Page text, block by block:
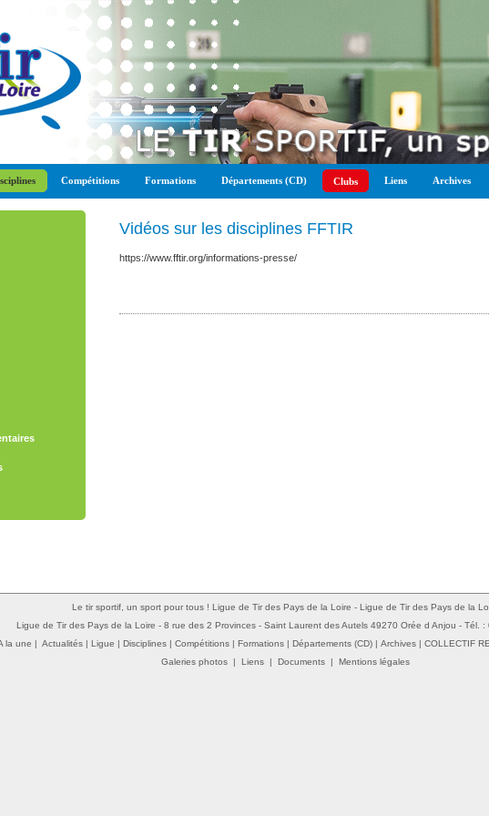
Compétitions Formations Départements (CD) Clubs Liens Archives
Vidéos sur les disciplines FFTIR
https://www.fftir.org/informations-presse/
Le tir sportif, un sport pour tous ! Ligue de Tir des Pays de la Loire - Ligue de Tir des Pays de la
Ligue de Tir des Pays de la Loire - 8 rue des 2 Provinces - Saint Laurent des Autels 49270 Orée d Anjou - Tél.
la une | Actualités | Ligue | Disciplines | Compétitions | Formations | Départements (CD) | Archives | COLLECTIF
Galeries photos| Liens| Documents| Mentions légales